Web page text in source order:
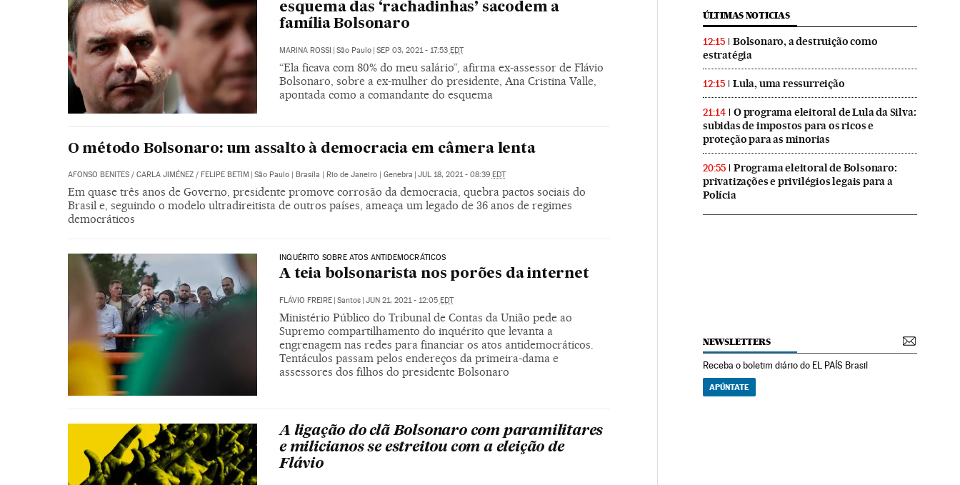
esquema das ‘rachadinhas’ sacodem a
família Bolsonaro
MARINA ROSSI | São Paulo | SEP 03, 2021 - 17:53 EDT
“Ela ficava com 80% do meu salário”, afirma ex-assessor de Flávio
Bolsonaro, sobre a ex-mulher do presidente, Ana Cristina Valle,
apontada como a comandante do esquema
O método Bolsonaro: um assalto à democracia em câmera lenta
AFONSO BENITES/ CARLA JIMÉNEZ/ FELIPE BETIM | São Paulo | Brasíla | Rio de Janeiro | Genebra | JUL 18, 2021 - 08:39 EDT
Em quase três anos de Governo, presidente promove corrosão da democracia, quebra pactos sociais do
Brasil e, seguindo o modelo ultradireitista de outros países, ameaça um legado de 36 anos de regimes
democráticos
INQUÉRITO SOBRE ATOS ANTIDEMOCRÁTICOS
A teia bolsonarista nos porões da internet
FLÁVIO FREIRE | Santos | JUN 21, 2021 - 12:05 EDT
Ministério Público do Tribunal de Contas da União pede ao
Supremo compartilhamento do inquérito que levanta a
engrenagem nas redes para financiar os atos antidemocráticos.
Tentáculos passam pelos endereços da primeira-dama e
assessores dos filhos do presidente Bolsonaro
A ligação do clã Bolsonaro com paramilitares
e milicianos se estreitou com a eleição de
Flávio
ÚLTIMAS NOTICIAS
12:15
Bolsonaro, a destruição como
estratégia
12:15 Lula, uma ressurreição
21:14
O programa eleitoral de Lula da Silva:
subidas de impostos para os ricos e
proteção para as minorias
20:55
Programa eleitoral de Bolsonaro:
privatizações e privilégios legais para a
Polícia
NEWSLETTERS
Receba o boletim diário do EL PAÍS Brasil
APÚNTATE